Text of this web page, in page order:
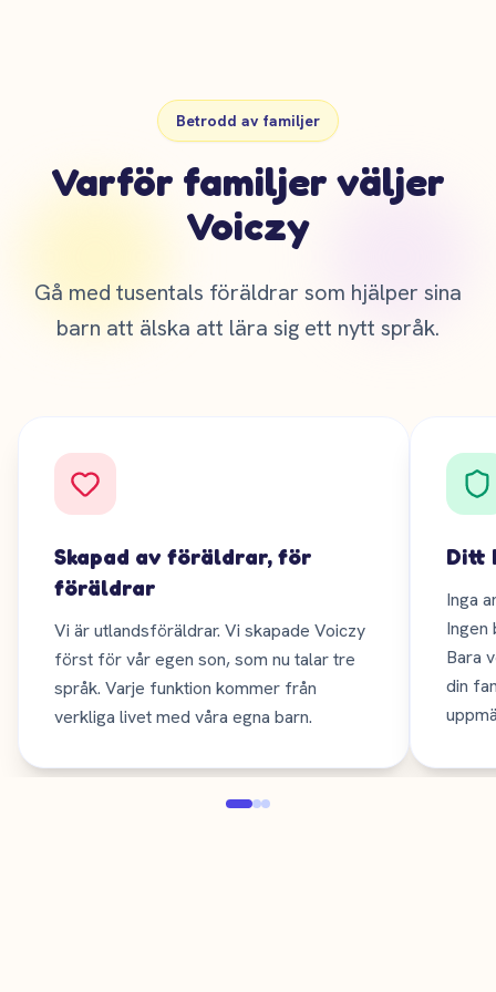
Betrodd av familjer
Varför familjer väljer
Voiczy
Gå med tusentals föräldrar som hjälper sina
barn att älska att lära sig ett nytt språk.
Skapad av föräldrar, för
föräldrar
Vi är utlandsföräldrar. Vi skapade Voiczy
först för vår egen son, som nu talar tre
språk. Varje funktion kommer från
verkliga livet med våra egna barn.
Ditt
Inga
Ingen
Bara
din